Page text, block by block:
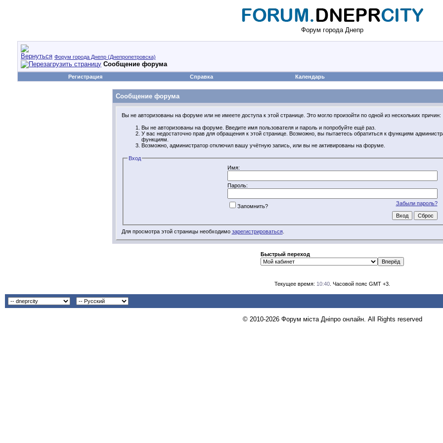
Форум города Днепр
Форум города Днепр (Днепропетровска)
Сообщение форума
Регистрация Справка Календарь
Сообщение форума
Вы не авторизованы на форуме или не имеете доступа к этой странице. Это могло произойти по одной из нескольких причин:
Вы не авторизованы на форуме. Введите имя пользователя и пароль и попробуйте ещё раз.
У вас недостаточно прав для обращения к этой странице. Возможно, вы пытаетесь обратиться к функциям
функциям.
Возможно, администратор отключил вашу учётную запись, или вы не активированы на форуме.
Вход
Имя:
Пароль:
Забыли пароль?
Запомнить?
Для просмотра этой страницы необходимо зарегистрироваться.
Быстрый переход
Текущее время: 10:40 . Часовой пояс GMT +3.
© 2010-2026 Форум міста Дніпро онлайн. All Rights reserved